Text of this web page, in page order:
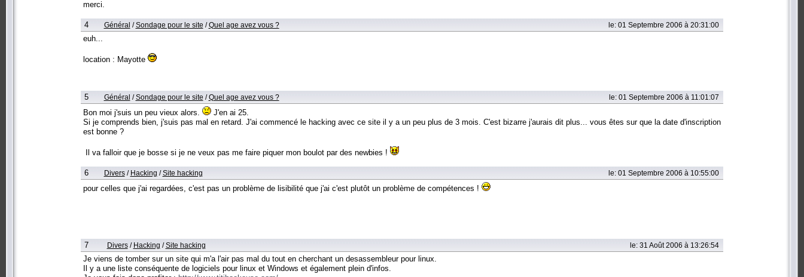
merci.
4 Général /Sondage pour le site/Quel age avez vous ? le: 01 Septembre 2006 à 20:31:00
euh...
location : Mayotte
5 Général /Sondage pour le site/Quel age avez vous ? le: 01 Septembre 2006 à 11:01:07
Bon moi j'suis un peu vieux alors.
J'en ai 25.
Si je comprends bien, j'suis pas mal en retard. J'ai commencé le hacking avec ce site il y a un peu plus de 3 mois. C'est bizarre j'aurais dit plus... vous êtes sur que la date d'inscription
est bonne ?
Il va falloir que je bosse si je ne veux pas me faire piquer mon boulot par des newbies !
6 Divers/ Hacking /Site hacking le: 01 Septembre 2006 à 10:55:00
pour celles que j'ai regardées, c'est pas un problème de lisibilité que j'ai c'est plutôt un problème de compétences !
7 Divers/ Hacking /Site hacking le: 31 Août 2006 à 13:26:54
Je viens de tomber sur un site qui m'a l'air pas mal du tout en cherchant un desassembleur pour linux.
Il y a une liste conséquente de logiciels pour linux et Windows et également plein d'infos.